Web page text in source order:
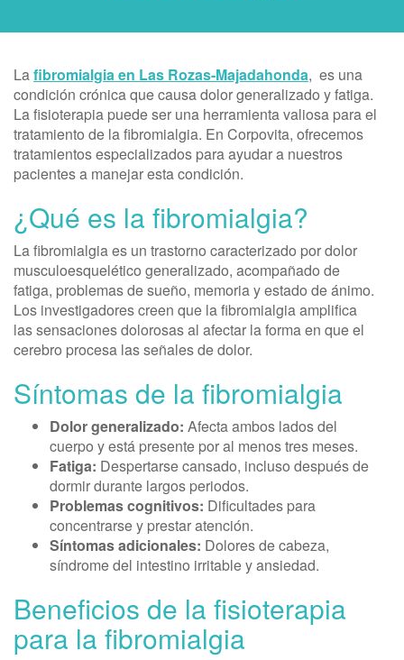
Lafibromialgia en Las Rozas-Majadahonda, es una
condición crónica que causa dolor generalizado y fatiga.
La fisioterapia puede ser una herramienta valiosa para el
tratamiento de la fibromialgia. En Corpovita, ofrecemos
tratamientos especializados para ayudar a nuestros
pacientes a manejar esta condición.
¿Qué es la fibromialgia?
La fibromialgia es un trastorno caracterizado por dolor
musculoesquelético generalizado, acompañado de
fatiga, problemas de sueño, memoria y estado de ánimo.
Los investigadores creen que la fibromialgia amplifica
las sensaciones dolorosas al afectar la forma en que el
cerebro procesa las señales de dolor.
Síntomas de la fibromialgia
Dolor generalizado: Afecta ambos lados del
cuerpo y está presente por al menos tres meses.
Fatiga: Despertarse cansado, incluso después de
dormir durante largos periodos.
Problemas cognitivos: Dificultades para
concentrarse y prestar atención.
Síntomas adicionales: Dolores de cabeza,
síndrome del intestino irritable y ansiedad.
Beneficios de la fisioterapia
para la fibromialgia